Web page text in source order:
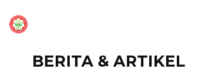
BERITA & ARTIKEL